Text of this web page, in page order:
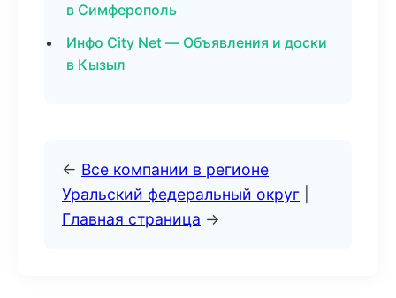
в Симферополь
Инфо City Net — Объявления и доски
в Кызыл
← Все компании в регионе
Уральский федеральный округ
Главная страница →